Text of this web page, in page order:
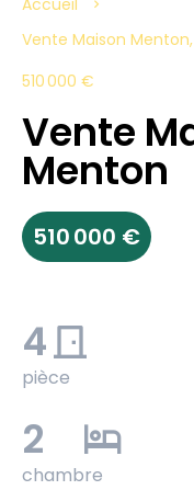
Accueil
Vente Maison
510 000 €
Vente
Menton
510 000 €
4
pièce
2
chambre